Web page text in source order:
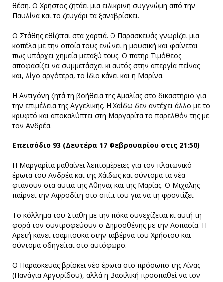
θέση. Ο Χρήστος ζητάει μια ειλικρινή συγγνώμη από την
Παυλίνα και το ζευγάρι τα ξαναβρίσκει.
Ο Στάθης εθίζεται στα χαρτιά. Ο Παρασκευάς γνωρίζει μια
κοπέλα με την οποία τους ενώνει η μουσική και φαίνεται
πως υπάρχει χημεία μεταξύ τους. Ο πατήρ Τιμόθεος
αποφασίζει να συμμετάσχει κι αυτός στην απεργία πείνας
και, λίγο αργότερα, το ίδιο κάνει και η Μαρίνα.
Η Αντιγόνη ζητά τη βοήθεια της Αμαλίας στο δικαστήριο για
την επιμέλεια της Αγγελικής. Η Χαίδω δεν αντέχει άλλο με το
κρυφτό και αποκαλύπτει στη Μαργαρίτα το παρελθόν της με
τον Ανδρέα.
Επεισόδιο 93 (Δευτέρα 17 Φεβρουαρίου στις 21:50)
Η Μαργαρίτα μαθαίνει λεπτομέρειες για τον πλατωνικό
έρωτα του Ανδρέα και της Χάιδως και σύντομα τα νέα
φτάνουν στα αυτιά της Αθηνάς και της Μαρίας. Ο Μιχάλης
παίρνει την Αφροδίτη στο σπίτι του για να τη φροντίζει.
Το κόλλημα του Στάθη με την πόκα συνεχίζεται κι αυτή τη
φορά τον συντροφεύουν ο Δημοσθένης με την Ασπασία. Η
Αρετή κάνει τσαμπουκά στην ταβέρνα του Χρήστου και
σύντομα οδηγείται στο αυτόφωρο.
Ο Παρασκευάς βρίσκει νέο έρωτα στο πρόσωπο της Λίνας
(Πανάγια Αργυρίδου), αλλά η Βασιλική προσπαθεί να τον